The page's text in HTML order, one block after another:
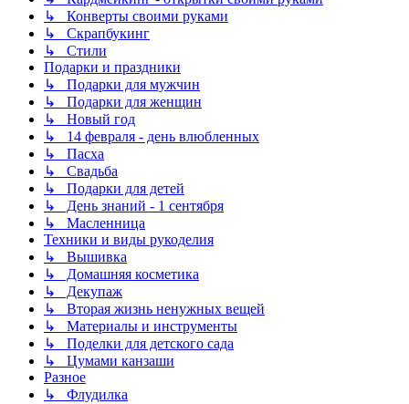
↳ Конверты своими руками
↳ Скрапбукинг
↳ Стили
Подарки и праздники
↳ Подарки для мужчин
↳ Подарки для женщин
↳ Новый год
↳ 14 февраля - день влюбленных
↳ Пасха
↳ Свадьба
↳ Подарки для детей
↳ День знаний - 1 сентября
↳ Масленница
Техники и виды рукоделия
↳ Вышивка
↳ Домашняя косметика
↳ Декупаж
↳ Вторая жизнь ненужных вещей
↳ Материалы и инструменты
↳ Поделки для детского сада
↳ Цумами канзаши
Разное
↳ Флудилка